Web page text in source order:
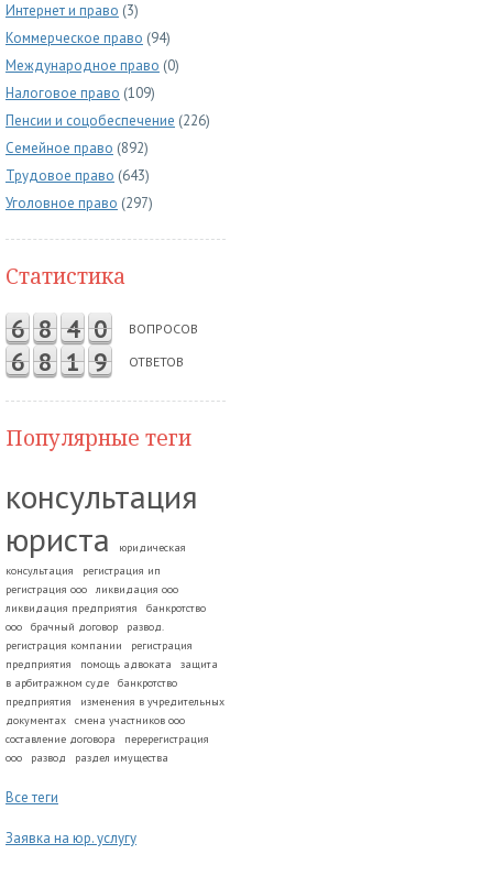
Интернет и право (3)
Коммерческое право (94)
Международное право (0)
Налоговое право (109)
Пенсии и соцобеспечение (226)
Семейное право (892)
Трудовое право (643)
Уголовное право (297)
Статистика
6 8 4 0 ВОПРОСОВ
6 8 1 9 ОТВЕТОВ
Популярные теги
консультация
юриста
юридическая
консультация
регистрация ип
регистрация ооо
ликвидация ооо
ликвидация предприятия
банкротство
ооо
брачный договор
развод.
регистрация компании
регистрация
предприятия
помощь адвоката
защита
в арбитражном суде
банкротство
предприятия
изменения в учредительных
документах
смена участников ооо
составление договора
перерегистрация
ооо
развод раздел имущества
Все теги
Заявка на юр. услугу